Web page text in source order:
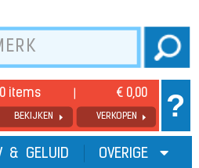
0 items € 0,00
BEKIJKEN VERKOPEN ?
& GELUID OVERIGE